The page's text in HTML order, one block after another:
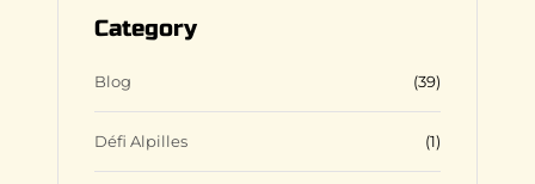
r
m
o l e
Category
Blog (39)
Défi Alpilles (1)